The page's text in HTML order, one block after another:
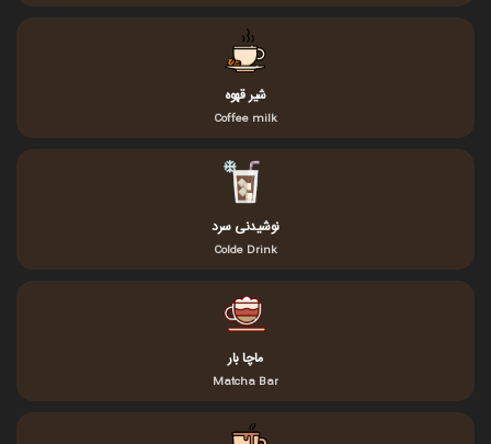
شیر قهوه
Coffee milk
نوشیدنی سرد
Colde Drink
ماچا بار
Matcha Bar